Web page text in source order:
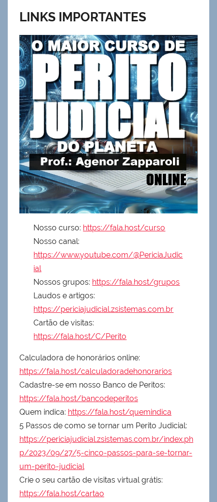
LINKS IMPORTANTES
Nosso curso: https://fala.host/curso
Nosso canal:
https://www.youtube.com/@PericiaJudic
ial
Nossos grupos: https://fala.host/grupos
Laudos e artigos:
https://periciajudicial.zsistemas.com.br
Cartão de visitas:
https://fala.host/C/Perito
Calculadora de honorários online:
https://fala.host/calculadoradehonorarios
Cadastre-se em nosso Banco de Peritos:
https://fala.host/bancodeperitos
Quem indica: https://fala.host/quemindica
5 Passos de como se tornar um Perito Judicial:
https://periciajudicial.zsistemas.com.br/index.ph
p/2023/09/27/5-cinco-passos-para-se-tornar-
um-perito-judicial
Crie o seu cartão de visitas virtual grátis:
https://fala.host/cartao